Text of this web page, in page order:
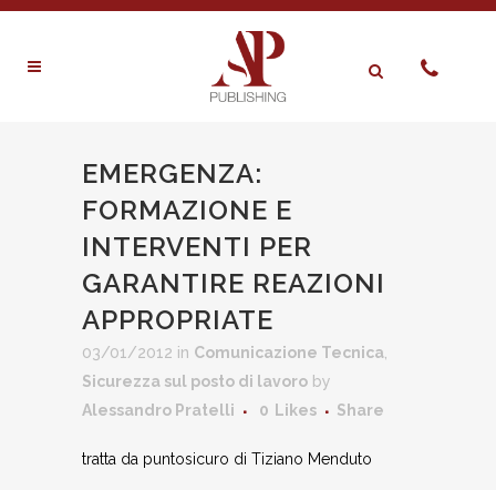
EMERGENZA:
FORMAZIONE E
INTERVENTI PER
GARANTIRE REAZIONI
APPROPRIATE
03/01/2012 in Comunicazione Tecnica
Sicurezza sul posto di lavoro by
Alessandro Pratelli
0 Likes Share
tratta da puntosicuro di Tiziano Menduto